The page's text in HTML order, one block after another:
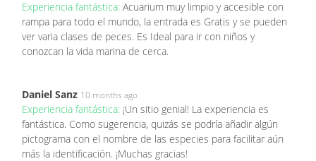
Experiencia fantástica: Acuarium muy limpio y accesible con
rampa para todo el mundo, la entrada es Gratis y se pueden
ver varia clases de peces. Es Ideal para ir con niños y
conozcan la vida marina de cerca.
Daniel Sanz 10 months ago
Experiencia fantástica: ¡Un sitio genial! La experiencia es
fantástica. Como sugerencia, quizás se podría añadir algún
pictograma con el nombre de las especies para facilitar aún
más la identificación. ¡Muchas gracias!